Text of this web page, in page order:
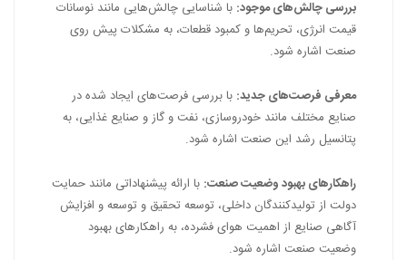
بررسی چالش‌های موجود: با شناسایی چالش‌هایی مانند نوسانات
قیمت انرژی، تحریم‌ها و کمبود قطعات، به مشکلات پیش روی
صنعت اشاره شود.
معرفی فرصت‌های جدید: با بررسی فرصت‌های ایجاد شده در
صنایع مختلف مانند خودروسازی، نفت و گاز و صنایع غذایی، به
پتانسیل رشد این صنعت اشاره شود.
راهکارهای بهبود وضعیت صنعت: با ارائه پیشنهاداتی مانند حمایت
دولت از تولیدکنندگان داخلی، توسعه تحقیق و توسعه و افزایش
آگاهی صنایع از اهمیت هوای فشرده، به راهکارهای بهبود
وضعیت صنعت اشاره شود.